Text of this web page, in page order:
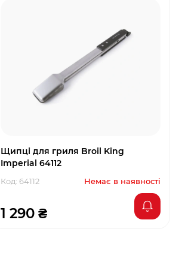
Щипці для гриля Broil King
Imperial 64112
Код: 64112 Немає в наявності
1 290 ₴